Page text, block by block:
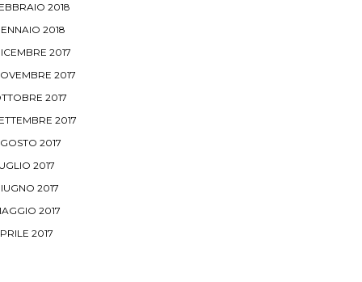
2018
2018
2017
2017
2017
2017
2017
2017
2017
2017
2017